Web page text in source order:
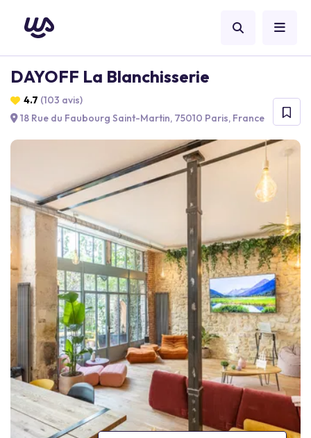
DAYOFF La Blanchisserie
4.7 (103 avis)
18 Rue du Faubourg Saint-Martin, 75010 Paris, France